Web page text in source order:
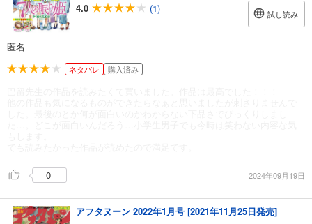
4.0
(1) 試し読み
匿名
ネタバレ 購入済み
0 2024年09月19日
アフタヌーン 2022年1月号 [2021年11月25日発売]